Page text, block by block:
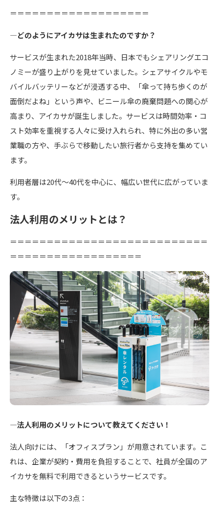
＝＝＝＝＝＝＝＝＝＝＝＝＝＝＝＝＝＝＝
―どのようにアイカサは生まれたのですか？
サービスが生まれた2018年当時、日本でもシェアリングエコ
ノミーが盛り上がりを見せていました。シェアサイクルやモ
バイルバッテリーなどが浸透する中、「傘って持ち歩くのが
面倒だよね」という声や、ビニール傘の廃棄問題への関心が
高まり、アイカサが誕生しました。サービスは時間効率・コ
スト効率を重視する人々に受け入れられ、特に外出の多い営
業職の方や、手ぶらで移動したい旅行者から支持を集めてい
ます。
利用者層は20代〜40代を中心に、幅広い世代に広がっていま
す。
法人利用のメリットとは？
＝＝＝＝＝＝＝＝＝＝＝＝＝＝＝＝＝＝＝＝＝＝＝＝＝＝＝
＝＝＝＝＝＝＝＝＝＝＝＝＝＝＝＝＝＝
―法人利用のメリットについて教えてください！
法人向けには、「オフィスプラン」が用意されています。こ
れは、企業が契約・費用を負担することで、社員が全国のア
イカサを無料で利用できるというサービスです。
主な特徴は以下の3点：